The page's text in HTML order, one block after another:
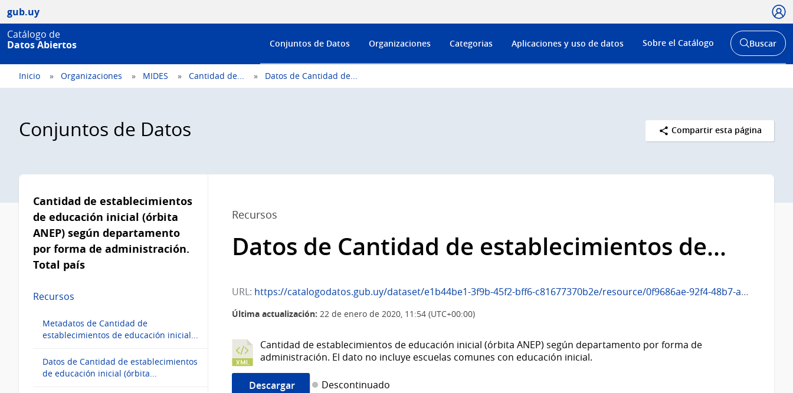
gub.uy
Catálogo de
Datos Abiertos
Menú
de
Conjuntos de Datos Organizaciones Categorias Aplicaciones y uso de datos Sobre el Catálogo
Abrir
buscador
Buscar
Inicio Organizaciones MIDES Cantidad de... Datos de Cantidad de...
Conjuntos de Datos Compartir esta página
Menú
lateral
Cantidad de establecimientos
de educación inicial (órbita
ANEP) según departamento
por forma de administración.
Total país
Recursos
Metadatos de Cantidad de
establecimientos de educación inicial...
Datos de Cantidad de establecimientos
de educación inicial (órbita...
Recursos
Datos de Cantidad de establecimientos de...
URL: https://catalogodatos.gub.uy/dataset/e1b44be1-3f9b-45f2-bff6-c81677370b2e/resource/0f9686ae-92f4-48b7-a0af-b5663c670d5f/download/11648_cantidad_de_establecimientos_de_educacion_inicial_-orbita_anep-_segun_departamento_por_for.xml
Última actualización: 22 de enero de 2020, 11:54 (UTC+00:00)
Cantidad de establecimientos de educación inicial (órbita ANEP) según departamento por forma de
administración. El dato no incluye escuelas comunes con educación inicial.
Descargar Descontinuado